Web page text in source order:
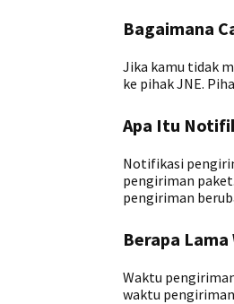
Bagaimana
Jika kamu tidak
ke pihak JNE.
Apa Itu
Notifikasi
pengiriman
pengiriman
Berapa
Waktu
waktu